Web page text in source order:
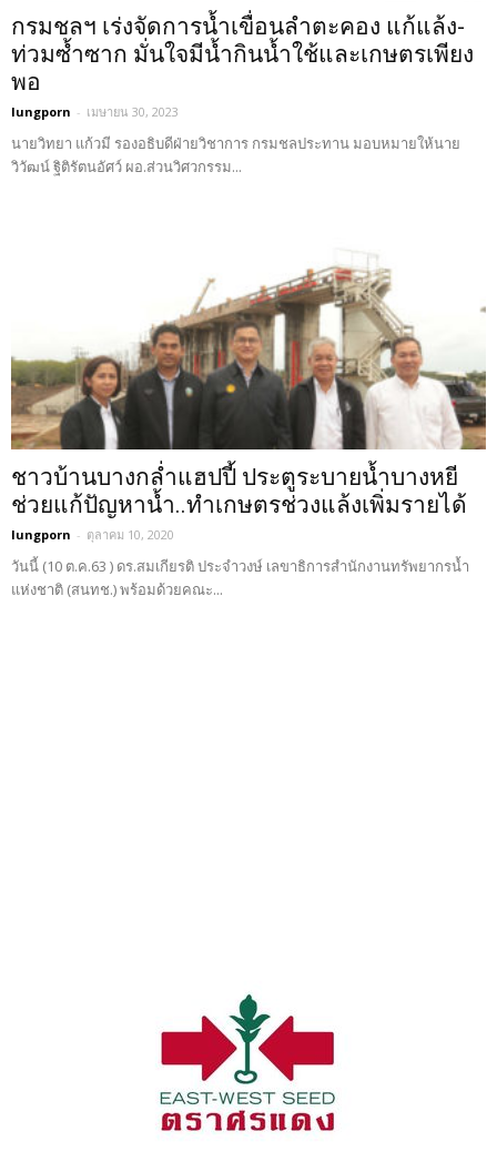
กรมชลฯ เร่งจัดการน้ำเขื่อนลำตะคอง แก้แล้ง-
ท่วมซ้ำซาก มั่นใจมีน้ำกินน้ำใช้และเกษตรเพียง
พอ
lungporn - เมษายน 30, 2023
นายวิทยา แก้วมี รองอธิบดีฝ่ายวิชาการ กรมชลประทาน มอบหมายให้นาย
วิวัฒน์ ฐิติรัตนอัศว์ ผอ.ส่วนวิศวกรรม...
ชาวบ้านบางกล่ำแฮปปี้ ประตูระบายน้ำบางหยี
ช่วยแก้ปัญหาน้ำ..ทำเกษตรช่วงแล้งเพิ่มรายได้
lungporn - ตุลาคม 10, 2020
วันนี้ (10 ต.ค.63 ) ดร.สมเกียรติ ประจำวงษ์ เลขาธิการสำนักงานทรัพยากรน้ำ
แห่งชาติ (สนทช.) พร้อมด้วยคณะ...